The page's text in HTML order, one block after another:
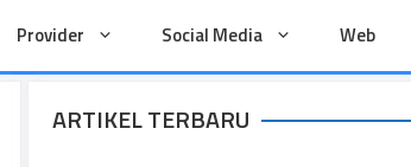
Provider Social Media Web
ARTIKEL TERBARU